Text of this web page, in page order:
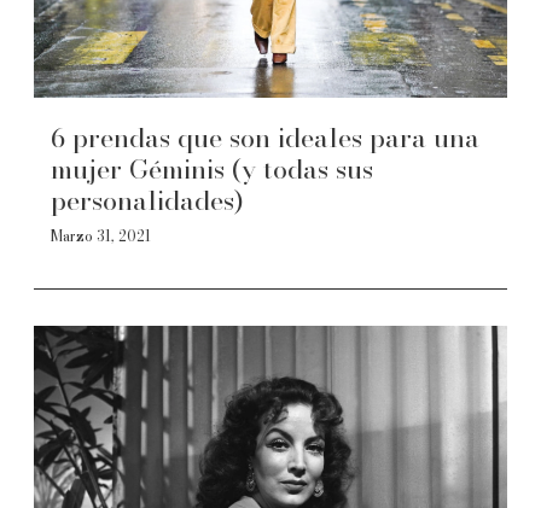
6 prendas que son ideales para una
mujer Géminis (y todas sus
personalidades)
Marzo 31, 2021